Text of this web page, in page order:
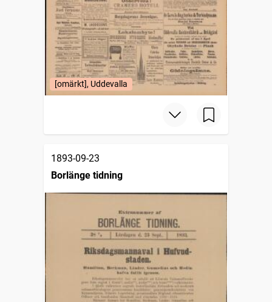
[omärkt], Uddevalla
1893-09-23
Borlänge tidning